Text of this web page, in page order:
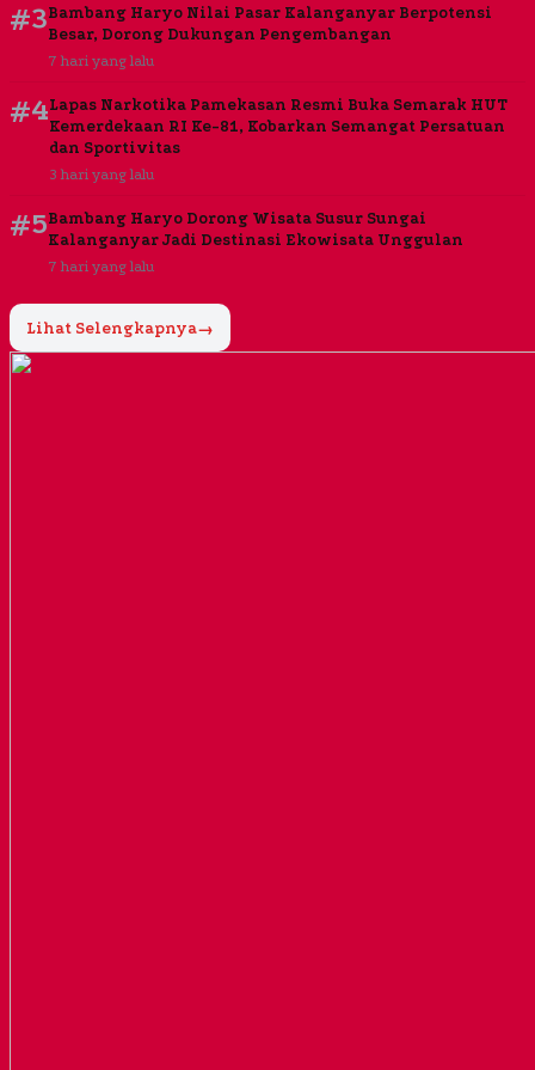
#3Bambang Haryo Nilai Pasar Kalanganyar Berpotensi
Besar, Dorong Dukungan Pengembangan
7 hari yang lalu
#4Lapas Narkotika Pamekasan Resmi Buka Semarak HUT
Kemerdekaan RI Ke-81, Kobarkan Semangat Persatuan
dan Sportivitas
3 hari yang lalu
#5Bambang Haryo Dorong Wisata Susur Sungai
Kalanganyar Jadi Destinasi Ekowisata Unggulan
7 hari yang lalu
Lihat Selengkapnya→